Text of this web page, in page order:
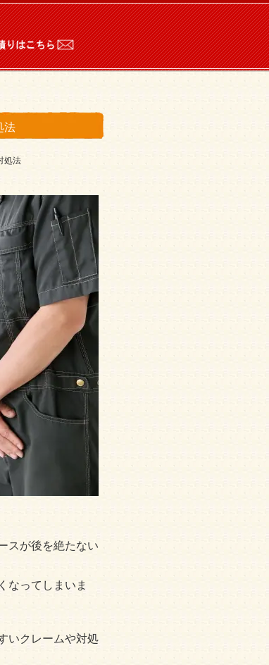
法
処法
スが後を絶たない
なってしまいま
いクレームや対処